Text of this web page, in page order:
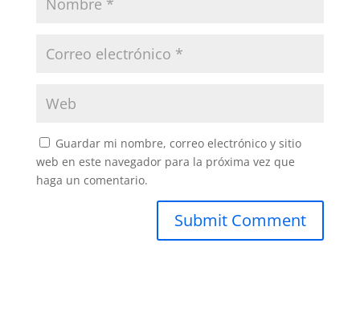
Guardar mi nombre, correo electrónico y sitio
web en este navegador para la próxima vez que
haga un comentario.